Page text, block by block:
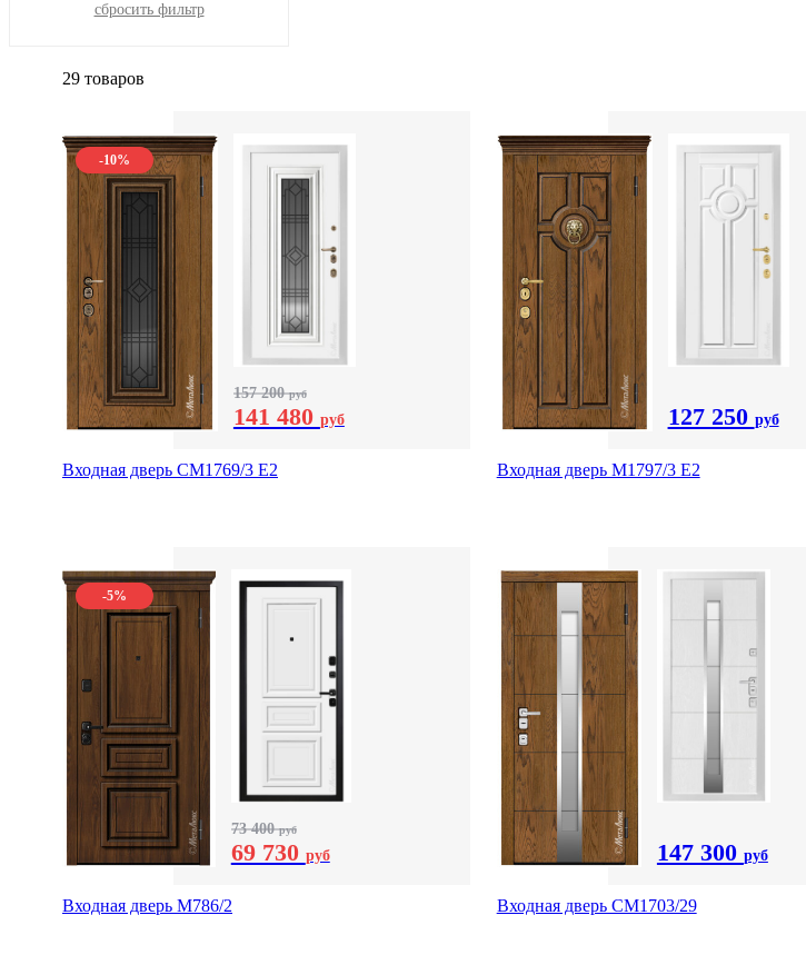
сбросить фильтр
29 товаров
-10%
157 200руб
141 480 руб
Входная дверь СМ1769/3 Е2
127 250 руб
Входная дверь М1797/3 Е2
-5%
73 400руб
69 730 руб
Входная дверь М786/2
147 300 руб
Входная дверь СМ1703/29